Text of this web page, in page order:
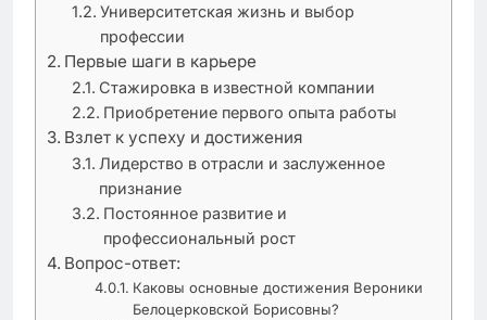
Университетская жизнь и выбор
профессии
Первые шаги в карьере
Стажировка в известной компании
Приобретение первого опыта работы
Взлет к успеху и достижения
Лидерство в отрасли и заслуженное
признание
Постоянное развитие и
профессиональный рост
Вопрос-ответ:
Каковы основные достижения Вероники
Белоцерковской Борисовны?